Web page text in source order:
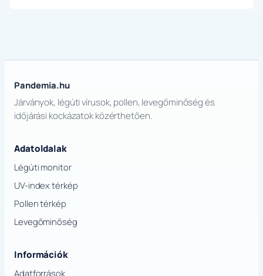
Pandemia.hu
Járványok, légúti vírusok, pollen, levegőminőség és
időjárási kockázatok közérthetően.
Adatoldalak
Légúti monitor
UV-index térkép
Pollen térkép
Levegőminőség
Információk
Adatforrások